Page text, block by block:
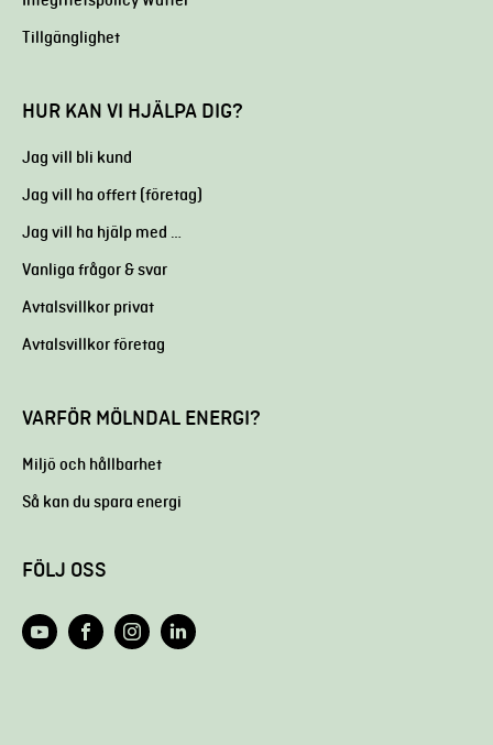
Tillgänglighet
HUR KAN VI HJÄLPA DIG?
Jag vill bli kund
Jag vill ha offert (företag)
Jag vill ha hjälp med …
Vanliga frågor & svar
Avtalsvillkor privat
Avtalsvillkor företag
VARFÖR MÖLNDAL ENERGI?
Miljö och hållbarhet
Så kan du spara energi
FÖLJ OSS